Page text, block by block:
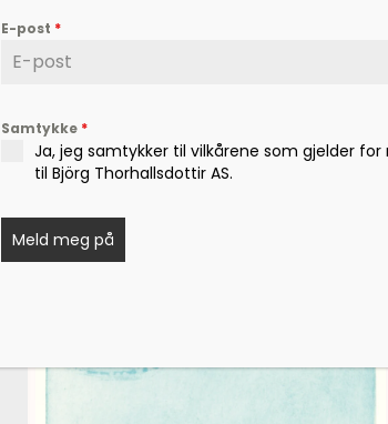
E-post *
Samtykke *
Ja, jeg samtykker til vilkårene som gjelder
til Björg Thorhallsdottir AS.
Meld meg på